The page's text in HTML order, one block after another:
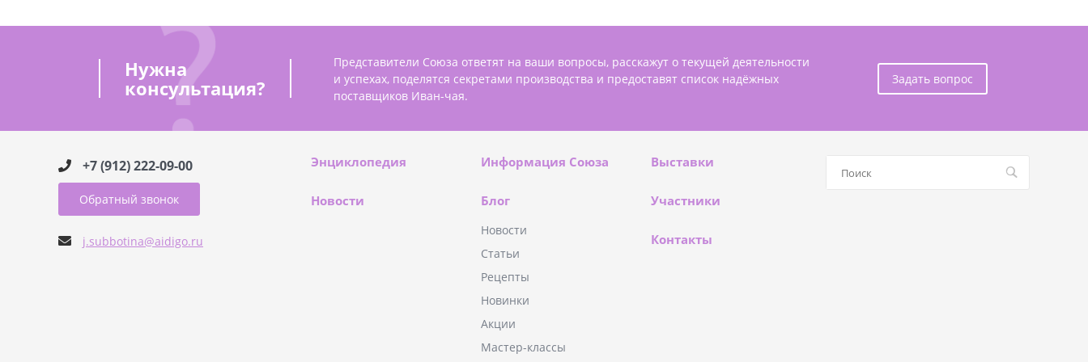
Нужна
консультация?
Представители Союза ответят на ваши вопросы, расскажут о текущей деятельности
и успехах, поделятся секретами производства и предоставят список надёжных
поставщиков Иван-чая.
Задать вопрос
+7 (912) 222-09-00
Обратный звонок
j.subbotina@aidigo.ru
Энциклопедия Информация Союза Выставки
Новости Блог
Новости
Статьи
Рецепты
Новинки
Акции
Мастер-классы
Участники
Контакты